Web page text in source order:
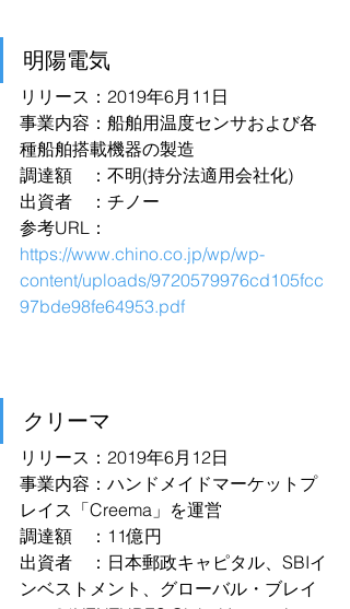
明陽電気
リリース：2019年6月11日
事業内容：船舶用温度センサおよび各
種船舶搭載機器の製造
調達額　：不明(持分法適用会社化)
出資者　：チノー
参考URL：
https://www.chino.co.jp/wp/wp-
content/uploads/9720579976cd105fcc
97bde98fe64953.pdf
クリーマ
リリース：2019年6月12日
事業内容：ハンドメイドマーケットプ
レイス「Creema」を運営
調達額　：11億円
出資者　：日本郵政キャピタル、SBIイ
ンベストメント、グローバル・ブレイ